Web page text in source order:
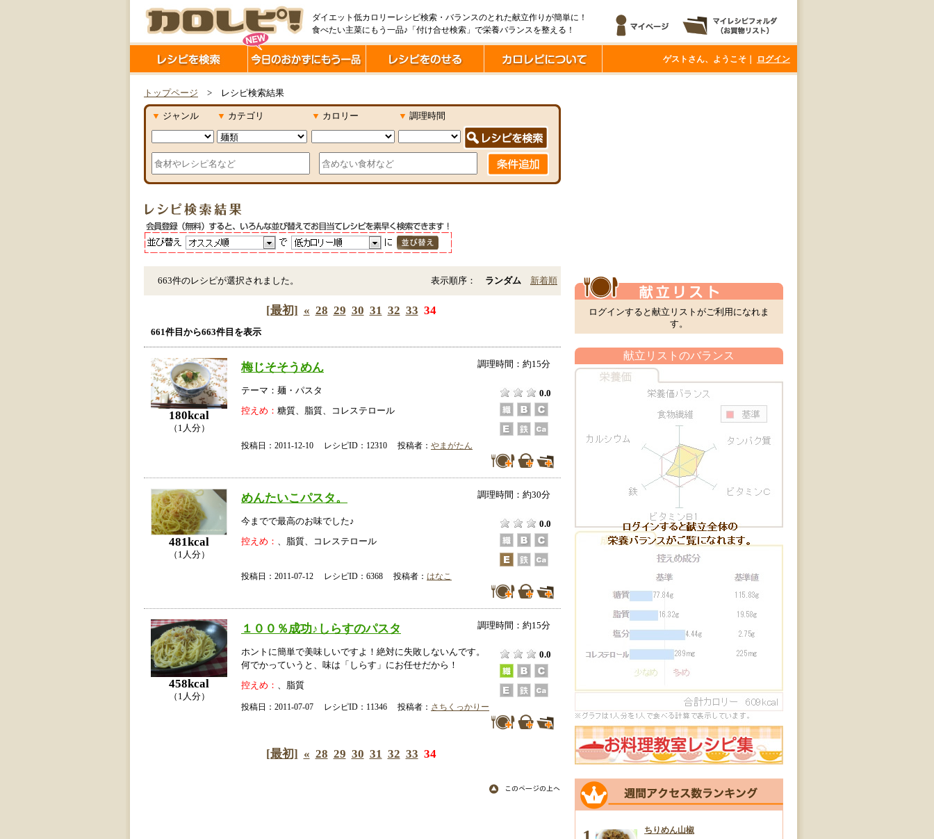
ダイエット低カロリーレシピ検索・バランスのとれた献立作りが簡単に！
食べたい主菜にもう一品♪「付け合せ検索」で栄養バランスを整える！
ゲストさん、ようこそ｜ ログイン
トップページ > レシピ検索結果
▼ ジャンル ▼ カテゴリ ▼ カロリー ▼ 調理時間
663件のレシピが選択されました。 表示順序： ランダム 新着順
[最初] « 28 29 30 31 32 33 34
661件目から663件目を表示
180kcal
（1人分）
梅じそそうめん 調理時間：約15分
テーマ：麺・パスタ
0.0
控えめ： 糖質、脂質、コレステロール
投稿日：2011-12-10 レシピID：12310 投稿者： やまがたん
481kcal
（1人分）
めんたいこパスタ。 調理時間：約30分
今までで最高のお味でした♪
0.0
控えめ： 、脂質、コレステロール
投稿日：2011-07-12 レシピID：6368 投稿者： はなこ
458kcal
（1人分）
１００％成功♪しらすのパスタ 調理時間：約15分
ホントに簡単で美味しいですよ！絶対に失敗しないんです。
何でかっていうと、味は「しらす」にお任せだから！
0.0
控えめ： 、脂質
投稿日：2011-07-07 レシピID：11346 投稿者： さちくっかりー
[最初] « 28 29 30 31 32 33 34
ログインすると献立リストがご利用になれま
す。
献立リストのバランス
ちりめん山椒